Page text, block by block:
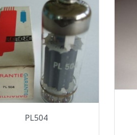
Aperçu rapide
PL504